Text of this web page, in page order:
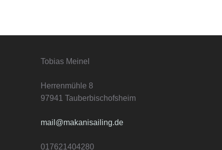
Tobias Meinel
Herrenmühle 8
97941 Tauberbischofsheim
mail@makanisailing.de
017621404280